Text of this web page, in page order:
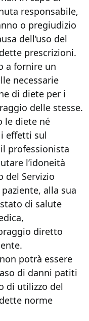
responsabile,
o pregiudizio
dell’uso del
prescrizioni.
a fornire un
necessarie
di diete per i
delle stesse.
le diete né
effetti sul
professionista
l’idoneità
del Servizio
alla sua
di salute
diretto
potrà essere
di danni patiti
di utilizzo del
norme